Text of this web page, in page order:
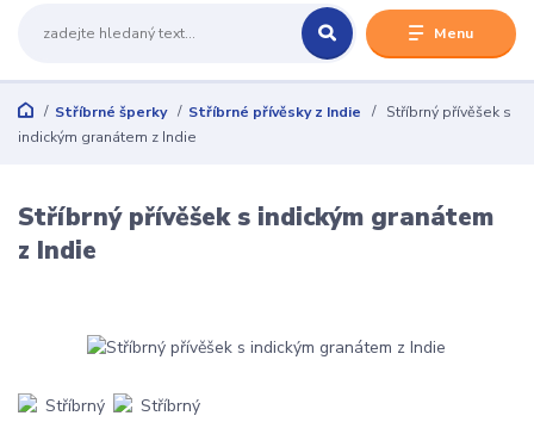
Menu
Stříbrné šperky Stříbrné přívěsky z Indie
Stříbrný přívěšek s
indickým granátem z Indie
Stříbrný přívěšek s indickým granátem
z Indie